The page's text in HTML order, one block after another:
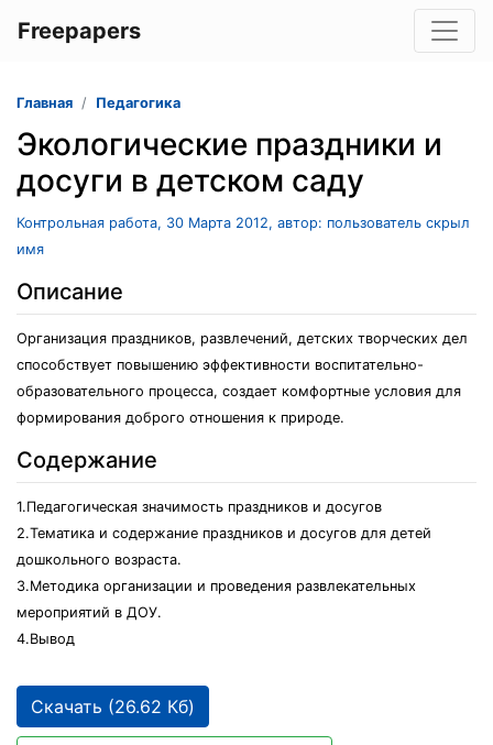
Freepapers
Главная Педагогика
Экологические праздники и
досуги в детском саду
Контрольная работа, 30 Марта 2012, автор: пользователь скрыл
имя
Описание
Организация праздников, развлечений, детских творческих дел
способствует повышению эффективности воспитательно-
образовательного процесса, создает комфортные условия для
формирования доброго отношения к природе.
Содержание
1.Педагогическая значимость праздников и досугов
2.Тематика и содержание праздников и досугов для детей
дошкольного возраста.
3.Методика организации и проведения развлекательных
мероприятий в ДОУ.
4.Вывод
Скачать (26.62 Кб)